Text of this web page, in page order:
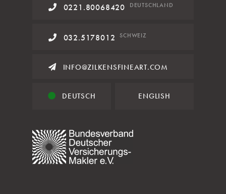
0221.80068420 DEUTSCHLAND
032.5178012 SCHWEIZ
INFO@ZILKENSFINEART.COM
DEUTSCH ENGLISH